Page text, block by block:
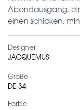
Abendausgang,
einen schicken,
Designer
JACQUEMUS
Größe
DE 34
Farbe